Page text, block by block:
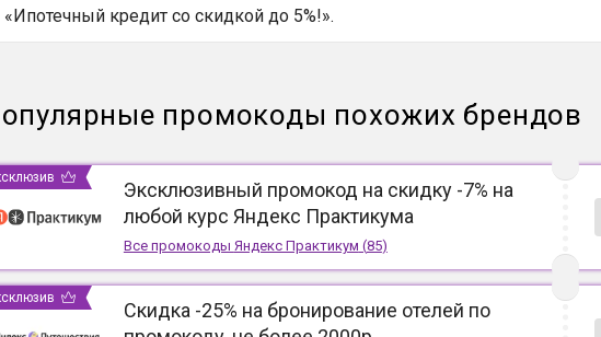
«Ипотечный кредит со скидкой до 5%!».
промокоды похожих брендов
Эксклюзивный промокод на скидку -7% на
любой курс Яндекс Практикума
Все промокоды Яндекс Практикум (85)
Скидка -25% на бронирование отелей по